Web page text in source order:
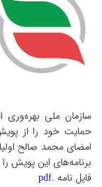
سازمان ملی بهره‌وری
حمایت خود را از
امضای محمد صالح
برنامه‌های این پویش
فایل نامه .pdf